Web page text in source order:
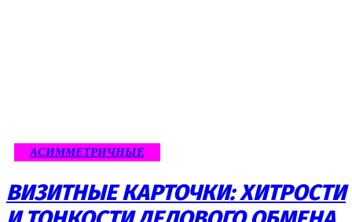
АСИММЕТРИЧНЫЕ
ВИЗИТНЫЕ КАРТОЧКИ: ХИТРОСТИ